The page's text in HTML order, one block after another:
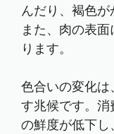
んだり、褐色が
また、肉の表
ります。
色合いの変化
す兆候です。
の鮮度が低下